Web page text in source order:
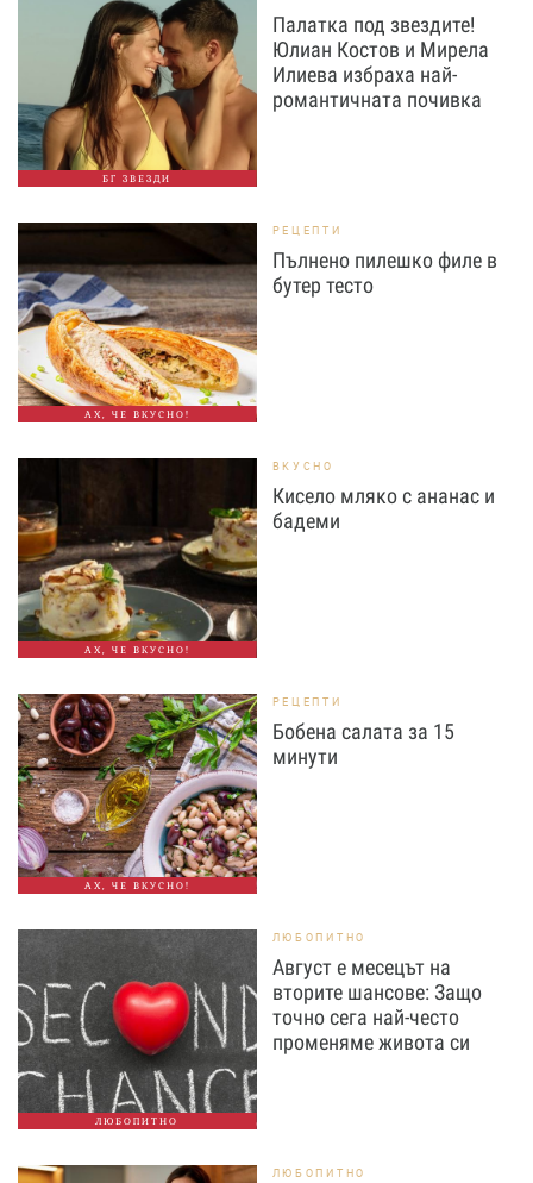
БГ ЗВЕЗДИ
Палатка под звездите!
Юлиан Костов и Мирела
Илиева избраха най-
романтичната почивка
АХ, ЧЕ ВКУСНО!
РЕЦЕПТИ
Пълнено пилешко филе в
бутер тесто
АХ, ЧЕ ВКУСНО!
ВКУСНО
Кисело мляко с ананас и
бадеми
АХ, ЧЕ ВКУСНО!
РЕЦЕПТИ
Бобена салата за 15
минути
ЛЮБОПИТНО
ЛЮБОПИТНО
Август е месецът на
вторите шансове: Защо
точно сега най-често
променяме живота си
ЛЮБОПИТНО